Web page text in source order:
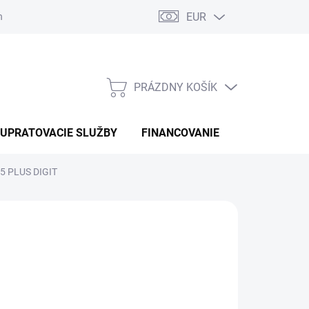
diely EUR
NÁKUPNÝ
PRÁZDNY KOŠÍK
UPRATOVACIE SLUŽBY FINANCOVANIE
PLUS DIGIT